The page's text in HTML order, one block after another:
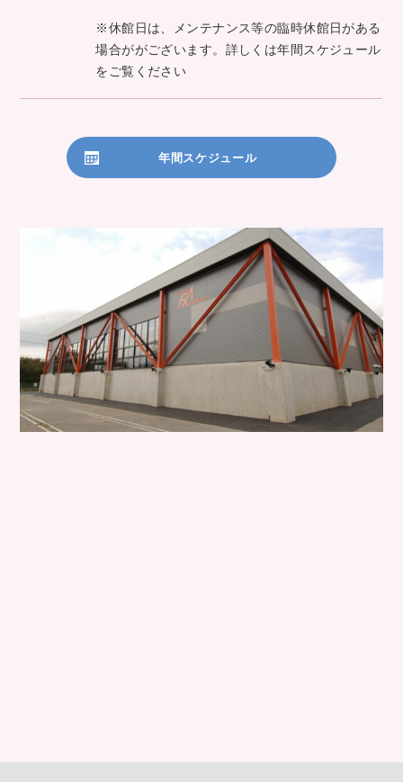
※休館日は、メンテナンス等の臨時休館日がある
場合ががございます。詳しくは年間スケジュール
をご覧ください
年間スケジュール